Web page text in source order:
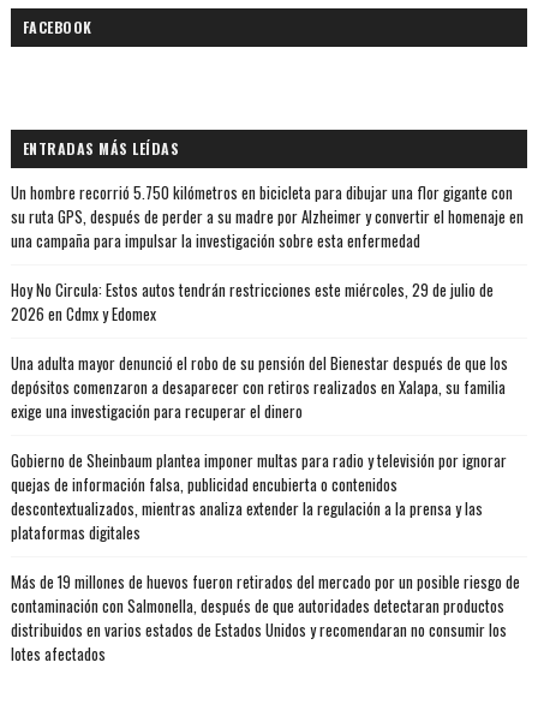
FACEBOOK
ENTRADAS MÁS LEÍDAS
Un hombre recorrió 5.750 kilómetros en bicicleta para dibujar una flor gigante con
su ruta GPS, después de perder a su madre por Alzheimer y convertir el homenaje en
una campaña para impulsar la investigación sobre esta enfermedad
Hoy No Circula: Estos autos tendrán restricciones este miércoles, 29 de julio de
2026 en Cdmx y Edomex
Una adulta mayor denunció el robo de su pensión del Bienestar después de que los
depósitos comenzaron a desaparecer con retiros realizados en Xalapa, su familia
exige una investigación para recuperar el dinero
Gobierno de Sheinbaum plantea imponer multas para radio y televisión por ignorar
quejas de información falsa, publicidad encubierta o contenidos
descontextualizados, mientras analiza extender la regulación a la prensa y las
plataformas digitales
Más de 19 millones de huevos fueron retirados del mercado por un posible riesgo de
contaminación con Salmonella, después de que autoridades detectaran productos
distribuidos en varios estados de Estados Unidos y recomendaran no consumir los
lotes afectados